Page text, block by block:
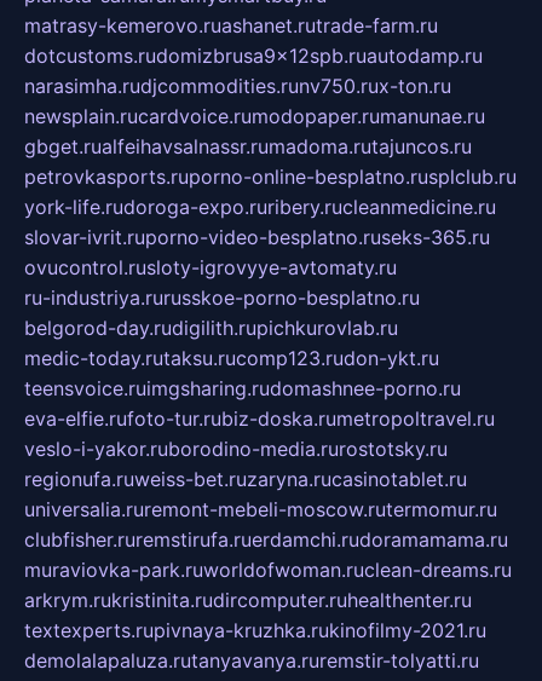
matrasy-kemerovo.ruashanet.rutrade-farm.ru
dotcustoms.rudomizbrusa9x12spb.ruautodamp.ru
narasimha.rudjcommodities.runv750.rux-ton.ru
newsplain.rucardvoice.rumodopaper.rumanunae.ru
gbget.rualfeihavsalnassr.rumadoma.rutajuncos.ru
petrovkasports.ruporno-online-besplatno.rusplclub.ru
york-life.rudoroga-expo.ruribery.rucleanmedicine.ru
slovar-ivrit.ruporno-video-besplatno.ruseks-365.ru
ovucontrol.rusloty-igrovyye-avtomaty.ru
ru-industriya.rurusskoe-porno-besplatno.ru
belgorod-day.rudigilith.rupichkurovlab.ru
medic-today.rutaksu.rucomp123.rudon-ykt.ru
teensvoice.ruimgsharing.rudomashnee-porno.ru
eva-elfie.rufoto-tur.rubiz-doska.rumetropoltravel.ru
veslo-i-yakor.ruborodino-media.rurostotsky.ru
regionufa.ruweiss-bet.ruzaryna.rucasinotablet.ru
universalia.ruremont-mebeli-moscow.rutermomur.ru
clubfisher.ruremstirufa.ruerdamchi.rudoramamama.ru
muraviovka-park.ruworldofwoman.ruclean-dreams.ru
arkrym.rukristinita.rudircomputer.ruhealthenter.ru
textexperts.rupivnaya-kruzhka.rukinofilmy-2021.ru
demolalapaluza.rutanyavanya.ruremstir-tolyatti.ru